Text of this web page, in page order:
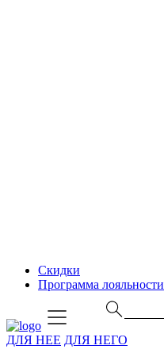
Скидки
Программа лояльности
ДЛЯ НЕЕ ДЛЯ НЕГО